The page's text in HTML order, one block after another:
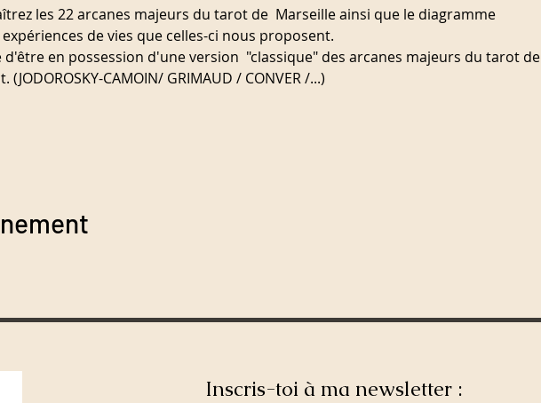
les 22 arcanes majeurs du tarot de  Marseille ainsi que le diagramme
de vies que celles-ci nous proposent.
d'être en possession d'une version  "classique" des arcanes majeurs du tarot de
CAMOIN/ GRIMAUD / CONVER /...)
Inscris-toi à ma newsletter :